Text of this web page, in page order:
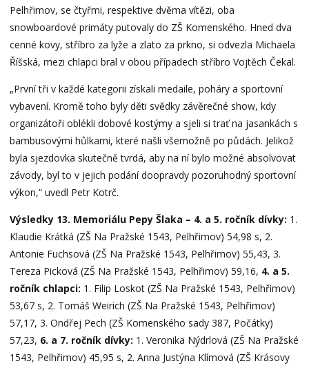
Pelhřimov, se čtyřmi, respektive dvěma vítězi, oba
snowboardové primáty putovaly do ZŠ Komenského. Hned dva
cenné kovy, stříbro za lyže a zlato za prkno, si odvezla Michaela
Říšská, mezi chlapci bral v obou případech stříbro Vojtěch Čekal.
„První tři v každé kategorii získali medaile, poháry a sportovní
vybavení. Kromě toho byly děti svědky závěrečné show, kdy
organizátoři oblékli dobové kostýmy a sjeli si trať na jasankách s
bambusovými hůlkami, které našli všemožně po půdách. Jelikož
byla sjezdovka skutečně tvrdá, aby na ní bylo možné absolvovat
závody, byl to v jejich podání doopravdy pozoruhodný sportovní
výkon,“ uvedl Petr Kotrč.
Výsledky 13. Memoriálu Pepy Šlaka – 4. a 5. ročník dívky: 1.
Klaudie Krátká (ZŠ Na Pražské 1543, Pelhřimov) 54,98 s, 2.
Antonie Fuchsová (ZŠ Na Pražské 1543, Pelhřimov) 55,43, 3.
Tereza Picková (ZŠ Na Pražské 1543, Pelhřimov) 59,16, 4. a 5.
ročník chlapci: 1. Filip Loskot (ZŠ Na Pražské 1543, Pelhřimov)
53,67 s, 2. Tomáš Weirich (ZŠ Na Pražské 1543, Pelhřimov)
57,17, 3. Ondřej Pech (ZŠ Komenského sady 387, Počátky)
57,23, 6. a 7. ročník dívky: 1. Veronika Nýdrlová (ZŠ Na Pražské
1543, Pelhřimov) 45,95 s, 2. Anna Justýna Klímová (ZŠ Krásovy